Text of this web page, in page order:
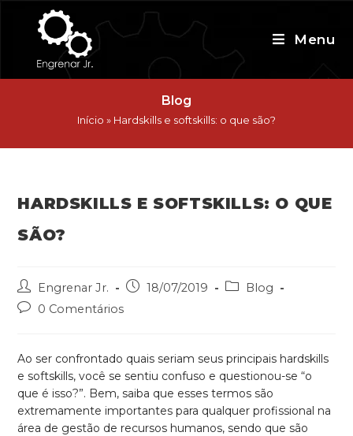
content
Menu
Blog
Início » Hardskills e softskills: o que são?
HARDSKILLS E SOFTSKILLS: O QUE
SÃO?
Post
author:
Engrenar Jr.
Post18/07/2019
PostBlog
Post0 Comentários
Ao ser confrontado quais seriam seus principais hardskills
e softskills, você se sentiu confuso e questionou-se “o
que é isso?”. Bem, saiba que esses termos são
extremamente importantes para qualquer profissional na
área de gestão de recursos humanos, sendo que são